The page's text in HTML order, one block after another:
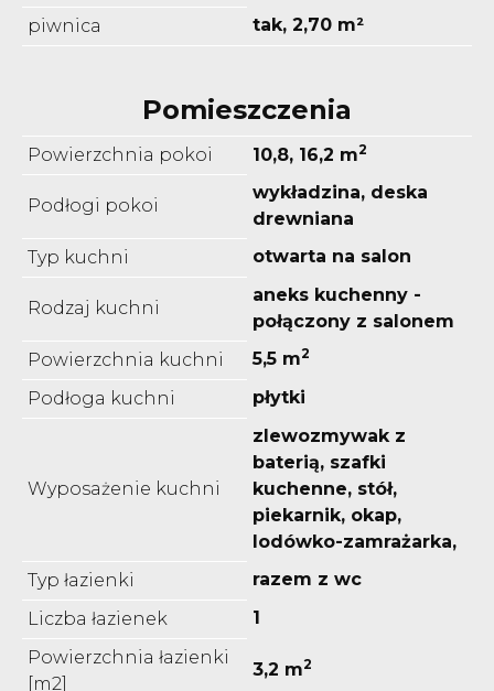
piwnica
tak, 2,70 m²
Pomieszczenia
Powierzchnia pokoi 10,8, 16,2 m2
Podłogi pokoi
wykładzina, deska
drewniana
Typ kuchni
otwarta na salon
Rodzaj kuchni
aneks kuchenny -
połączony z salonem
Powierzchnia kuchni
5,5 m2
Podłoga kuchni płytki
Wyposażenie kuchni
zlewozmywak z
baterią, szafki
kuchenne, stół,
piekarnik, okap,
lodówko-zamrażarka,
Typ łazienki
razem z wc
Liczba łazienek
1
Powierzchnia łazienki
[m2]
3,2 m2